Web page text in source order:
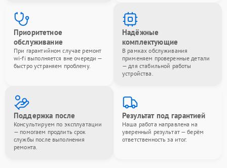
Приоритетное
обслуживание
При гарантийном случае ремонт
wi-fi выполняется вне очереди —
быстро устраняем проблему.
Надёжные
комплектующие
В рамках обслуживания
применяем проверенные детали
— для стабильной работы
устройства.
Поддержка после
Консультируем по эксплуатации
— помогаем продлить срок
службы после выполнения
ремонта.
Результат под гарантией
Наша работа направлена на
уверенный результат — берём
ответственность за итог.